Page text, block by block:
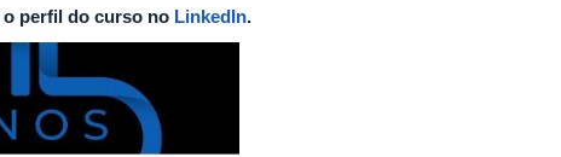
o perfil do curso no LinkedIn.